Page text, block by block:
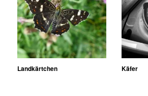
Landkärtchen Käfer